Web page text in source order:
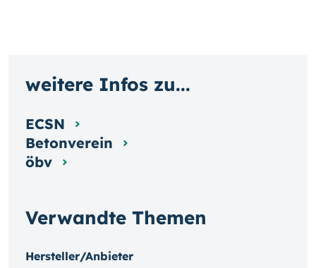
Verwandte Themen
Hersteller/Anbieter
weitere Infos zu...
ECSN
Betonverein
öbv